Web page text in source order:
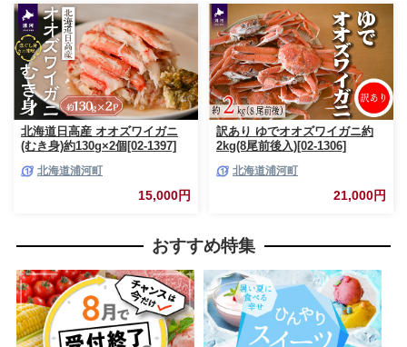
北海道日高産 オオズワイガニ
(むき身)約130g×2個[02-1397]
北海道浦河町
15,000円
訳あり ゆでオオズワイガニ約
2kg(8尾前後入)[02-1306]
北海道浦河町
21,000円
おすすめ特集